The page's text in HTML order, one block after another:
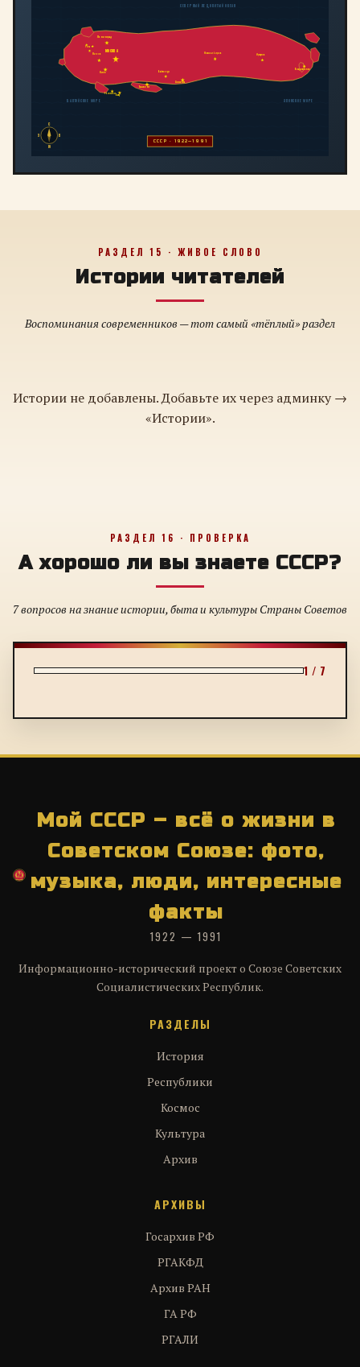
МОСКВА
Ленинград
Киев
Минск
Ташкент
Алма-Ата
Байконур
Новосибирск Иркутск
Владивосток
ТбилисиБаку
Рига
С
Ю
З
В
СССР · 1922—1991
БАЛТИЙСКОЕ МОРЕ
СЕВЕРНЫЙ ЛЕДОВИТЫЙ ОКЕАН
ЯПОНСКОЕ МОРЕ
РАЗДЕЛ 15 · ЖИВОЕ СЛОВО
Истории читателей
Воспоминания современников — тот самый «тёплый» раздел
Истории не добавлены. Добавьте их через админку →
«Истории».
РАЗДЕЛ 16 · ПРОВЕРКА
А хорошо ли вы знаете СССР?
7 вопросов на знание истории, быта и культуры Страны Советов
1 / 7
Мой СССР – всё о жизни в
Советском Союзе: фото,
музыка, люди, интересные
факты
1922 — 1991
Информационно-исторический проект о Союзе Советских
Социалистических Республик.
РАЗДЕЛЫ
История
Республики
Космос
Культура
Архив
АРХИВЫ
Госархив РФ
РГАКФД
Архив РАН
ГА РФ
РГАЛИ